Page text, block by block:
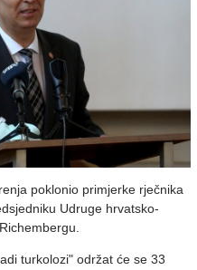
poklonio primjerke rječnika
Udruge hrvatsko-
turkolozi" održat će se 33